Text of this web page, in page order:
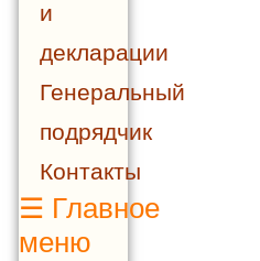
и
декларации
Генеральный
подрядчик
Контакты
☰ Главное
меню